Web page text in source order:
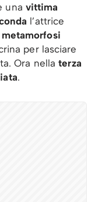
una vittima
l’attrice
metamorfosi
per lasciare
Ora nellaterza
.